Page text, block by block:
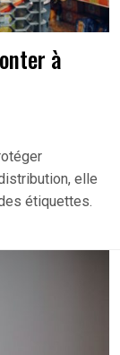
à
elle
étiquettes.